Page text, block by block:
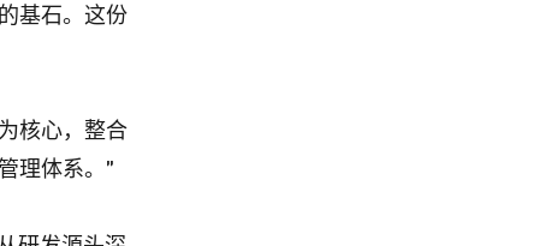
基石。这份
核心，整合
理体系。”